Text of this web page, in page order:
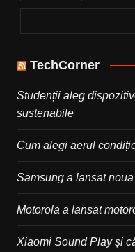
TechCorner
Studenții aleg
sustenabile
Cum alegi aerul
Samsung a lansat
Motorola a lansat
Xiaomi Sound Play și